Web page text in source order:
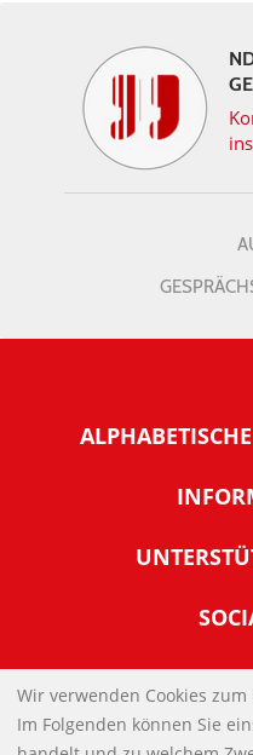
Warum
Tipps zur
Banner und
Werden
Wir verwenden Cookies
Im Folgenden können Sie